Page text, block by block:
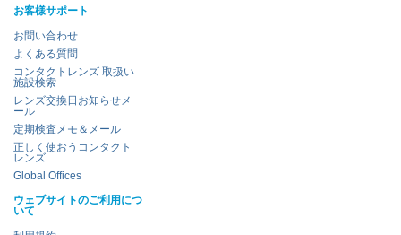
お客様サポート
お問い合わせ
よくある質問
コンタクトレンズ 取扱い
施設検索
レンズ交換日お知らせメ
ール
定期検査メモ＆メール
正しく使おうコンタクト
レンズ
Global Offices
ウェブサイトのご利用につ
いて